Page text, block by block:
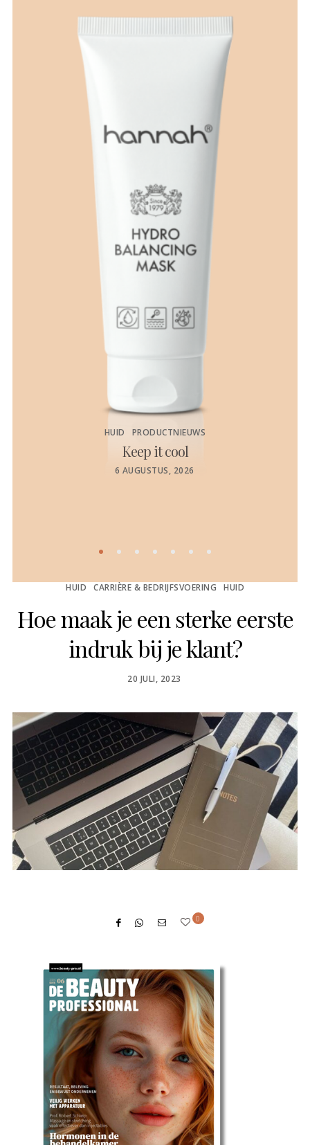
HUID PRODUCTNIEUWS
Keep it cool
POSTED
6 AUGUSTUS, 2026
HUID CARRIÈRE & BEDRIJFSVOERING HUID
Hoe maak je een sterke eerste
indruk bij je klant?
POSTED
20 JULI, 2023
0